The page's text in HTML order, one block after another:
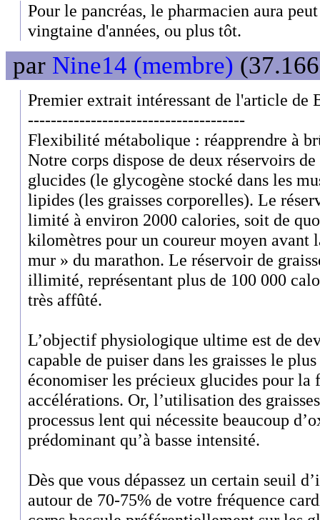
Pour le pancréas, le pharmacien aura
vingtaine d'années, ou plus tôt.
par Nine14 (membre)
Premier extrait intéressant de l'article de
--------------------------------------
Flexibilité métabolique : réapprendre à
Notre corps dispose de deux réservoirs
glucides (le glycogène stocké dans les
lipides (les graisses corporelles). Le
limité à environ 2000 calories, soit de
kilomètres pour un coureur moyen avant
mur » du marathon. Le réservoir de
illimité, représentant plus de 100 000
très affûté.
L’objectif physiologique ultime est de
capable de puiser dans les graisses le
économiser les précieux glucides pour la
accélérations. Or, l’utilisation des
processus lent qui nécessite beaucoup
prédominant qu’à basse intensité.
Dès que vous dépassez un certain seuil
autour de 70-75% de votre fréquence